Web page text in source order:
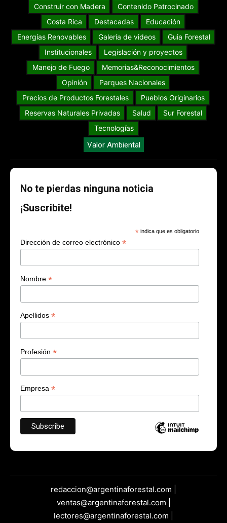
Construir con Madera
Contenido Patrocinado
Costa Rica
Destacadas
Educación
Energías Renovables
Galería de videos
Guia Forestal
Institucionales
Legislación y proyectos
Manejo de Fuego
Memorias&Reconocimientos
Opinión
Parques Nacionales
Precios de Productos Forestales
Pueblos Originarios
Reservas Naturales Privadas
Salud
Sur Forestal
Tecnologías
Valor Ambiental
No te pierdas ninguna noticia
¡Suscribite!
* indica que es obligatorio
Dirección de correo electrónico *
Nombre *
Apellidos *
Profesión *
Empresa *
redaccion@argentinaforestal.com |
ventas@argentinaforestal.com |
lectores@argentinaforestal.com |